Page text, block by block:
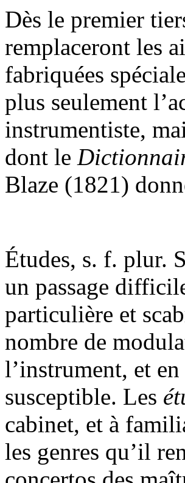
Dès le premier
remplaceront les
fabriquées
plus seulement
instrumentiste,
dont le
Blaze (1821)
Études, s. f. plur.
un passage
particulière et
nombre de
l’instrument, et
susceptible. Les
cabinet, et à
les genres qu’il